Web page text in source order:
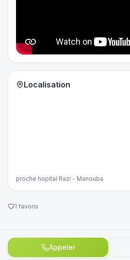
Localisation
proche hopital Razi - Manouba
1 favoris
Appeler